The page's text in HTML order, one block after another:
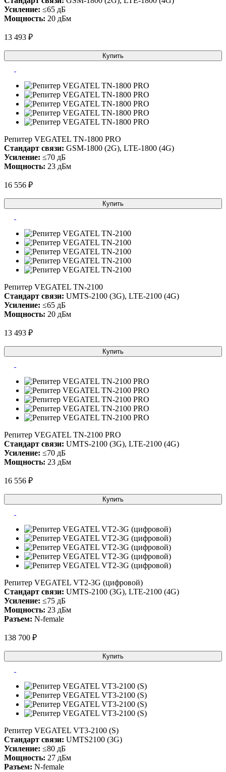
Усиление: ≤65 дБ
Мощность: 20 дБм
13 493 ₽
Купить
Репитер VEGATEL TN-1800 PRO
Стандарт связи: GSM-1800 (2G), LTE-1800 (4G)
Усиление: ≤70 дБ
Мощность: 23 дБм
16 556 ₽
Купить
Репитер VEGATEL TN-2100
Стандарт связи: UMTS-2100 (3G), LTE-2100 (4G)
Усиление: ≤65 дБ
Мощность: 20 дБм
13 493 ₽
Купить
Репитер VEGATEL TN-2100 PRO
Стандарт связи: UMTS-2100 (3G), LTE-2100 (4G)
Усиление: ≤70 дБ
Мощность: 23 дБм
16 556 ₽
Купить
Репитер VEGATEL VT2-3G (цифровой)
Стандарт связи: UMTS-2100 (3G), LTE-2100 (4G)
Усиление: ≤75 дБ
Мощность: 23 дБм
Разъем: N-female
138 700 ₽
Купить
Репитер VEGATEL VT3-2100 (S)
Стандарт связи: UMTS2100 (3G)
Усиление: ≤80 дБ
Мощность: 27 дБм
Разъем: N-female